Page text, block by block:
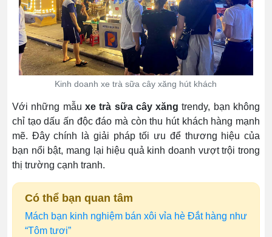
Kinh doanh xe trà sữa cây xăng hút khách
Với những mẫu xe trà sữa cây xăng trendy, bạn không
chỉ tạo dấu ấn độc đáo mà còn thu hút khách hàng mạnh
mẽ. Đây chính là giải pháp tối ưu để thương hiệu của
bạn nổi bật, mang lại hiệu quả kinh doanh vượt trội trong
thị trường cạnh tranh.
Có thể bạn quan tâm
Mách bạn kinh nghiệm bán xôi vỉa hè Đắt hàng như
“Tôm tươi”